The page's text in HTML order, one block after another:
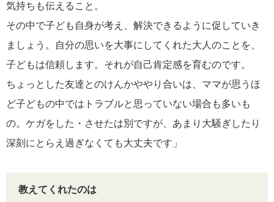
気持ちも伝えること。
その中で子ども自身が考え、解決できるように促していき
ましょう。自分の思いを大事にしてくれた大人のことを、
子どもは信頼します。それが自己肯定感を育むのです。
ちょっとした友達とのけんかややり合いは、ママが思うほ
ど子どもの中ではトラブルと思っていない場合も多いも
の。ケガをした・させたは別ですが、あまり大騒ぎしたり
深刻にとらえ過ぎなくても大丈夫です」
教えてくれたのは